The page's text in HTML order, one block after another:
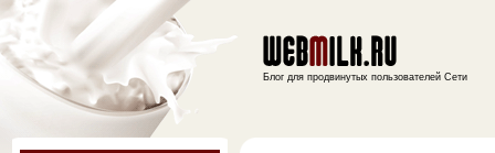
Блог для продвинутых пользователей Сети